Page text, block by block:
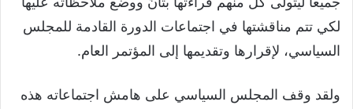
لكي تتم مناقشتها في اجتماعات الدورة القادمة للمجلس
السياسي، لإقرارها وتقديمها إلى المؤتمر العام.
ولقد وقف المجلس السياسي على هامش اجتماعاته هذه